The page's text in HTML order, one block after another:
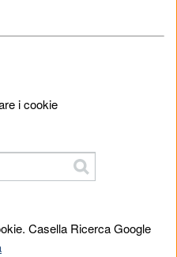
i cookie
Casella Ricerca Google